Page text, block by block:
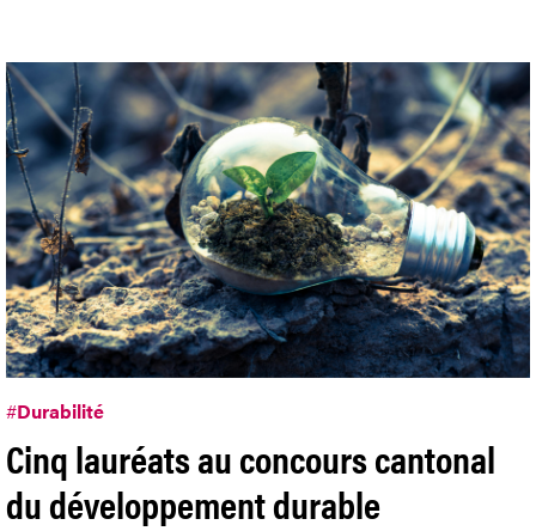
#Durabilité
Cinq lauréats au concours cantonal
du développement durable